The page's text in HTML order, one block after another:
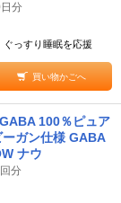
分
ぐっすり睡眠を応援
買い物かごへ
100％ピュア
ガン仕様 GABA
ナウ
分